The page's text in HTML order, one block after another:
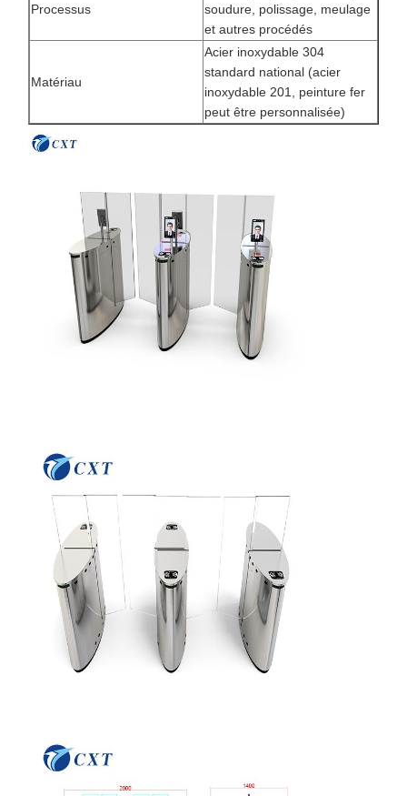
À La Maison Produits
À Propos De
Nous
Contrôle De
Demandez
Un Devis
Porte de tourniquet de trépied
Plein tourniquet de taille
Créneau de vitesse
Processus
soudure, polissage, meulage
et autres procédés
Matériau
Acier inoxydable 304
standard national (acier
inoxydable 201, peinture fer
peut être personnalisée)